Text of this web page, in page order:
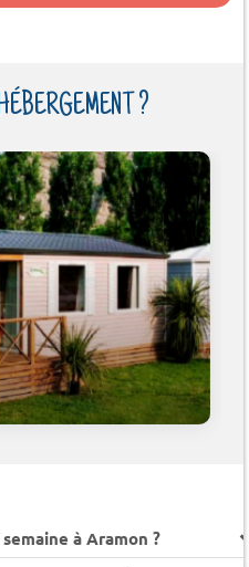
?
à Aramon ?